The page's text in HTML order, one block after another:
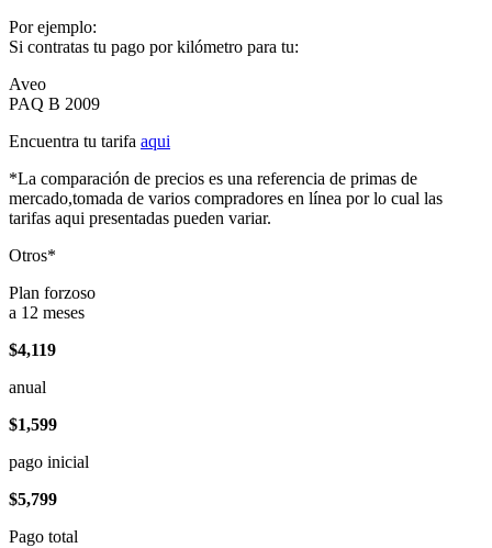
Por ejemplo:
Si contratas tu pago por kilómetro para tu:
Aveo
PAQ B 2009
Encuentra tu tarifa aqui
*La comparación de precios es una referencia de primas de
mercado,tomada de varios compradores en línea por lo cual las
tarifas aqui presentadas pueden variar.
Otros*
Plan forzoso
a 12 meses
$4,119
anual
$1,599
pago inicial
$5,799
Pago total